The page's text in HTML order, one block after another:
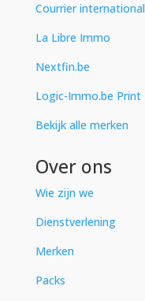
Courrier international
La Libre Immo
Nextfin.be
Logic-Immo.be Print
Bekijk alle merken
Over ons
Wie zijn we
Dienstverlening
Merken
Packs